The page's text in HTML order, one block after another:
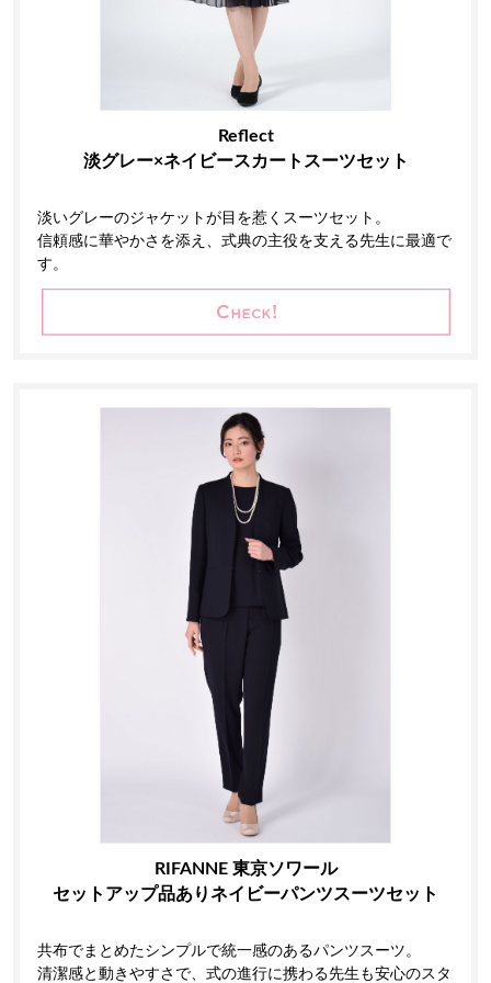
Reflect
淡グレー×ネイビースカートスーツセット
淡いグレーのジャケットが目を惹くスーツセット。
信頼感に華やかさを添え、式典の主役を支える先生に最適で
す。
RIFANNE 東京ソワール
セットアップ品ありネイビーパンツスーツセット
共布でまとめたシンプルで統一感のあるパンツスーツ。
清潔感と動きやすさで、式の進行に携わる先生も安心のスタ